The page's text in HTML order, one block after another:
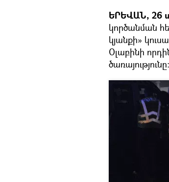
ԵՐԵՎԱՆ, 26
կործանման
կյանքի»
Օլաբինի
ծառայությունը: